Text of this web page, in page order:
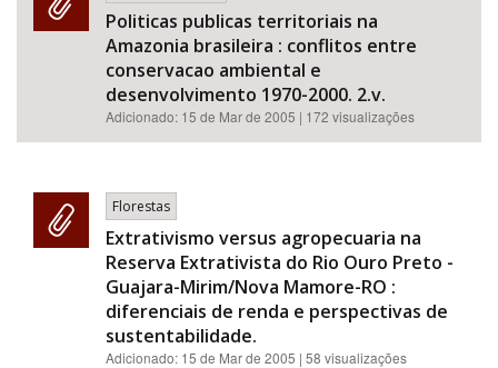
Politicas publicas territoriais na
Amazonia brasileira : conflitos entre
conservacao ambiental e
desenvolvimento 1970-2000. 2.v.
Adicionado: 15 de Mar de 2005 | 172 visualizações
Florestas
Extrativismo versus agropecuaria na
Reserva Extrativista do Rio Ouro Preto -
Guajara-Mirim/Nova Mamore-RO :
diferenciais de renda e perspectivas de
sustentabilidade.
Adicionado: 15 de Mar de 2005 | 58 visualizações